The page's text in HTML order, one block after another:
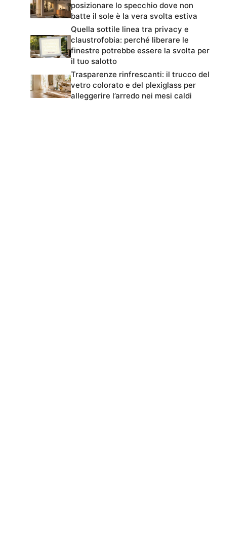
posizionare lo specchio dove non
batte il sole è la vera svolta estiva
Quella sottile linea tra privacy e
claustrofobia: perché liberare le
finestre potrebbe essere la svolta per
il tuo salotto
Trasparenze rinfrescanti: il trucco del
vetro colorato e del plexiglass per
alleggerire l’arredo nei mesi caldi